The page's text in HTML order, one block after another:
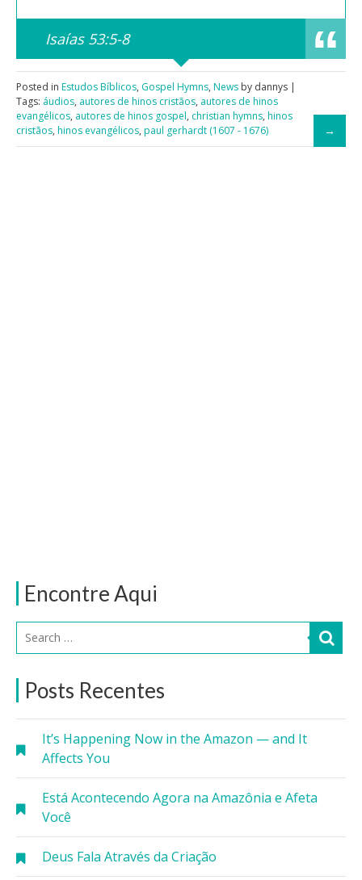
Encontre Aqui
Posts Recentes
It’s Happening Now in the Amazon — and It
Affects You
Está Acontecendo Agora na Amazônia e Afeta
Você
Deus Fala Através da Criação
Isaías 53:5-8
Posted in Estudos Bíblicos, Gospel Hymns, News by dannys |
Tags: áudios, autores de hinos cristãos, autores de hinos
evangélicos, autores de hinos gospel, christian hymns, hinos
cristãos, hinos evangélicos, paul gerhardt (1607 - 1676)